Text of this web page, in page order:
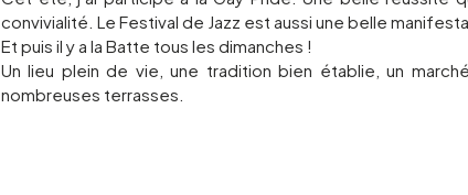
convivialité. Le Festival de Jazz est aussi une belle
Et puis il y a la Batte tous les dimanches !
Un lieu plein de vie, une tradition bien établie, un
nombreuses terrasses.